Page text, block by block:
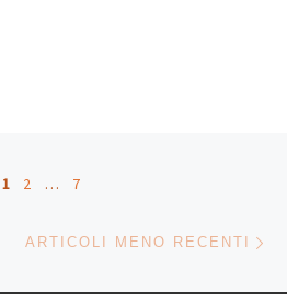
1 2 … 7
ARTICOLI MENO RECENTI